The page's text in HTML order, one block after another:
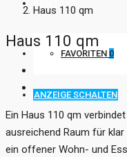
FAVORITEN 0
ANZEIGE SCHALTEN
Haus 110 qm
Haus 110 qm
Ein Haus 110 qm
ausreichend Raum für
ein offener Wohn- und